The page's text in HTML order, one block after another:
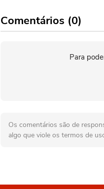
Comentários (0)
Para
Os comentários são de
algo que viole os termos de